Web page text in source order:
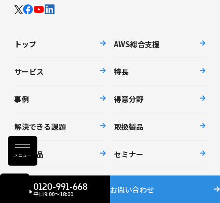
メニュー
トップ AWS総合支援
サービス 特長
事例 得意分野
解決できる課題 取扱製品
自社製品 セミナー
資料請求0120-991-668
平日9:00〜18:00 お問い合わせ